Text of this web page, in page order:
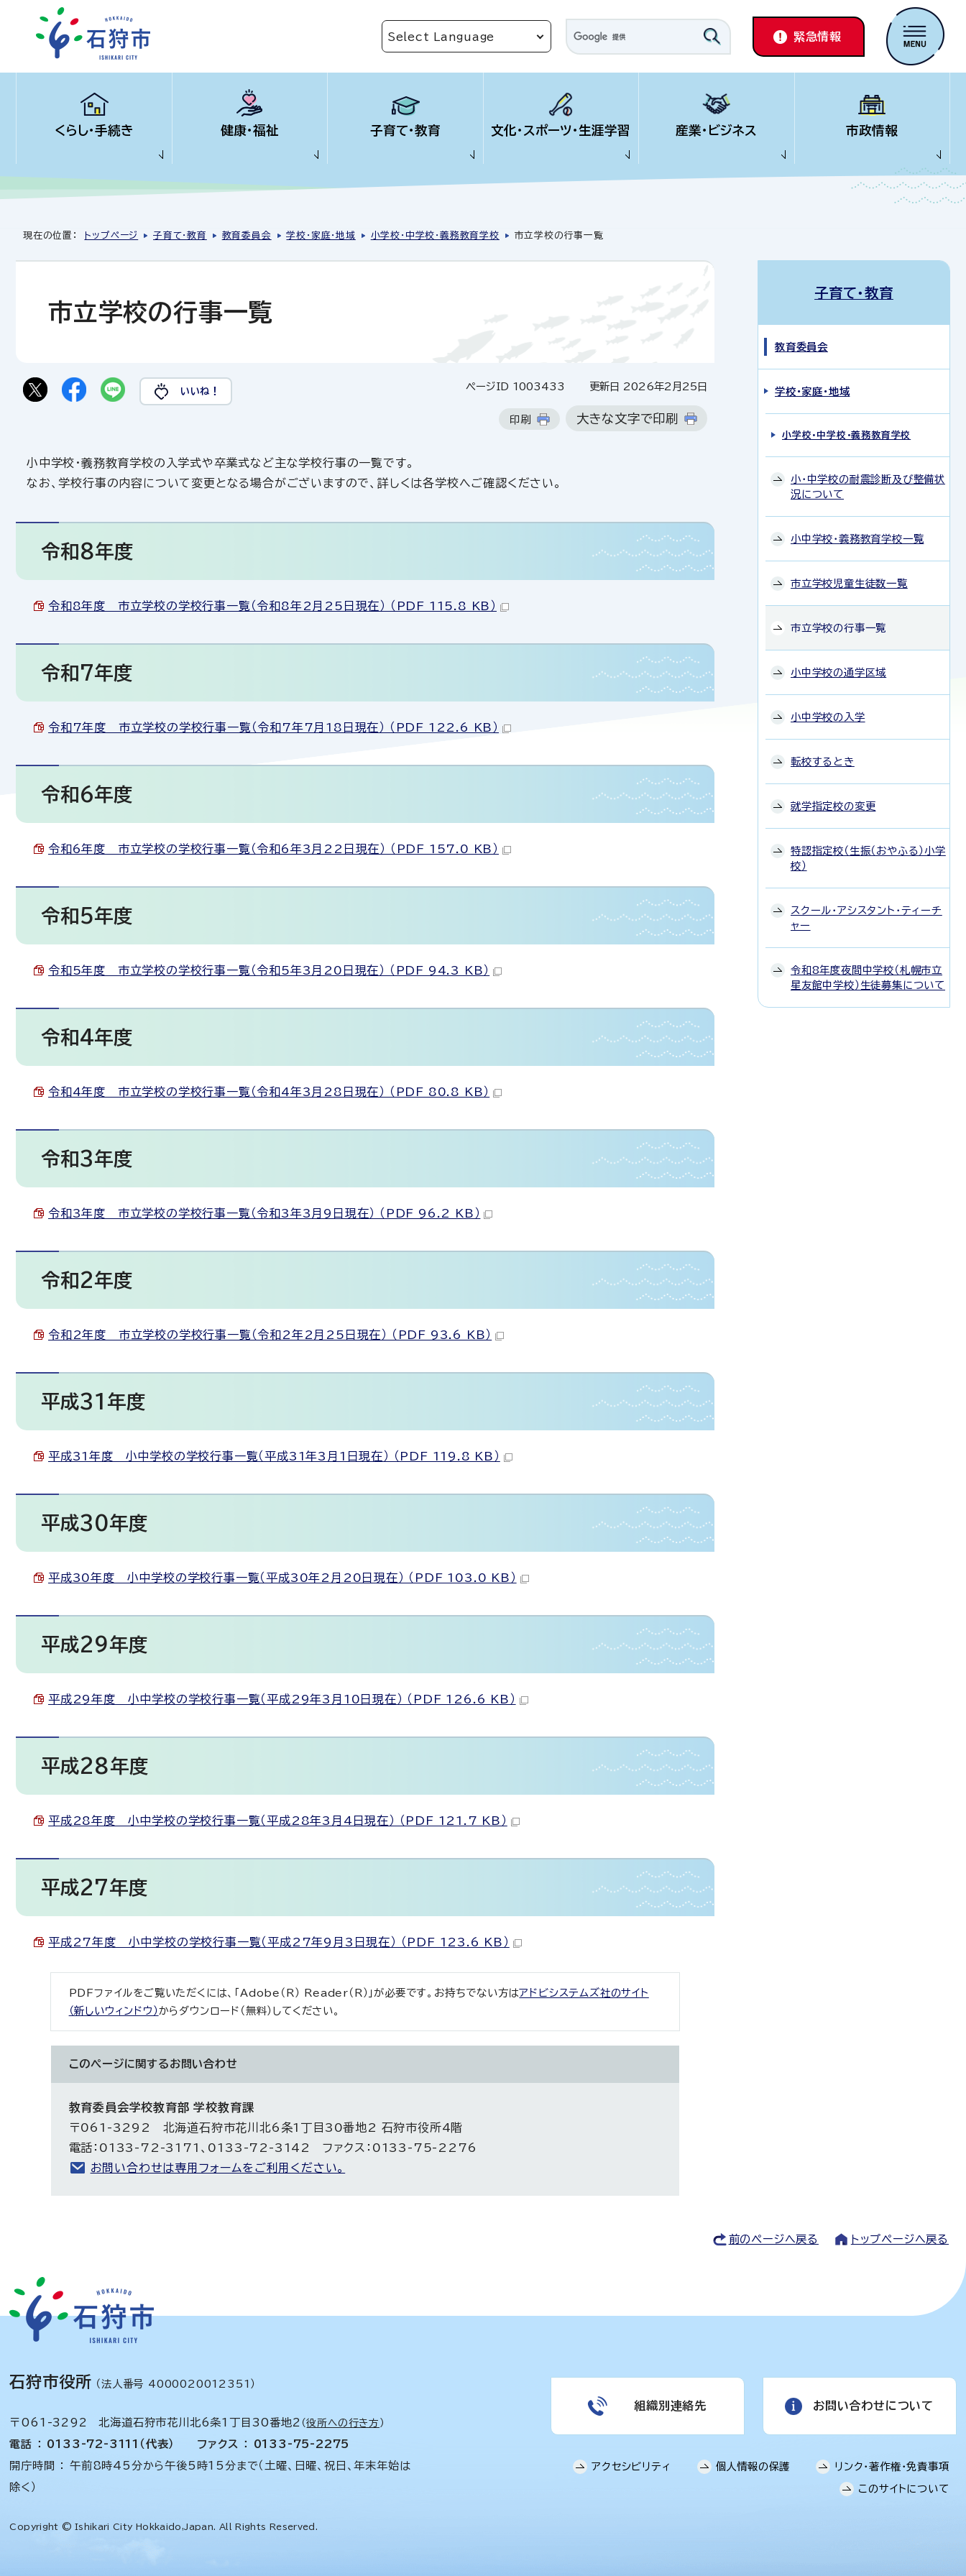
緊急情報
くらし・手続き 健康・福祉 子育て・教育 文化・スポーツ・生涯学習 産業・ビジネス 市政情報
現在の位置： トップページ 子育て・教育 教育委員会 学校・家庭・地域 小学校・中学校・義務教育学校 市立学校の行事一覧
市立学校の行事一覧
いいね！ ページID 1003433 更新日 2026年2月25日
印刷 大きな文字で印刷
小中学校・義務教育学校の入学式や卒業式など主な学校行事の一覧です。
なお、学校行事の内容について変更となる場合がございますので、詳しくは各学校へご確認ください。
令和8年度
令和8年度 市立学校の学校行事一覧（令和8年2月25日現在） （PDF 115.8 KB）
令和7年度
令和7年度 市立学校の学校行事一覧（令和7年7月18日現在） （PDF 122.6 KB）
令和6年度
令和6年度 市立学校の学校行事一覧（令和6年3月22日現在） （PDF 157.0 KB）
令和5年度
令和5年度 市立学校の学校行事一覧（令和5年3月20日現在） （PDF 94.3 KB）
令和4年度
令和4年度 市立学校の学校行事一覧（令和4年3月28日現在） （PDF 80.8 KB）
令和3年度
令和3年度 市立学校の学校行事一覧（令和3年3月9日現在） （PDF 96.2 KB）
令和2年度
令和2年度 市立学校の学校行事一覧（令和2年2月25日現在） （PDF 93.6 KB）
平成31年度
平成31年度 小中学校の学校行事一覧（平成31年3月1日現在） （PDF 119.8 KB）
平成30年度
平成30年度 小中学校の学校行事一覧（平成30年2月20日現在） （PDF 103.0 KB）
平成29年度
平成29年度 小中学校の学校行事一覧（平成29年3月10日現在） （PDF 126.6 KB）
平成28年度
平成28年度 小中学校の学校行事一覧（平成28年3月4日現在） （PDF 121.7 KB）
平成27年度
平成27年度 小中学校の学校行事一覧（平成27年9月3日現在） （PDF 123.6 KB）
PDFファイルをご覧いただくには、「Adobe（R） Reader（R）」が必要です。お持ちでない方はアドビシステムズ社のサイト
（新しいウィンドウ）からダウンロード（無料）してください。
このページに関する お問い合わせ
教育委員会学校教育部 学校教育課
〒061-3292 北海道石狩市花川北6条1丁目30番地2 石狩市役所4階
電話：0133-72-3171、0133-72-3142 ファクス：0133-75-2276
お問い合わせは専用フォームをご利用ください。
子育て・教育
教育委員会
学校・家庭・地域
小学校・中学校・義務教育学校
小・中学校の耐震診断及び整備状
況について
小中学校・義務教育学校一覧
市立学校児童生徒数一覧
市立学校の行事一覧
小中学校の通学区域
小中学校の入学
転校するとき
就学指定校の変更
特認指定校（生振（おやふる）小学
校）
スクール・アシスタント・ティーチ
ャー
令和8年度夜間中学校（札幌市立
星友館中学校）生徒募集について
前のページへ戻る トップページへ戻る
石狩市役所 （法人番号 4000020012351）
〒061-3292 北海道石狩市花川北6条1丁目30番地2 （役所への行き方 ）
電話 ： 0133-72-3111（代表）
ファクス ： 0133-75-2275
開庁時間 ： 午前8時45分から午後5時15分まで（土曜、日曜、祝日、年末年始は
除く）
Copyright © Ishikari City Hokkaido,Japan. All Rights Reserved.
組織別連絡先 お問い合わせについて
アクセシビリティ 個人情報の保護 リンク・著作権・免責事項
このサイトについて